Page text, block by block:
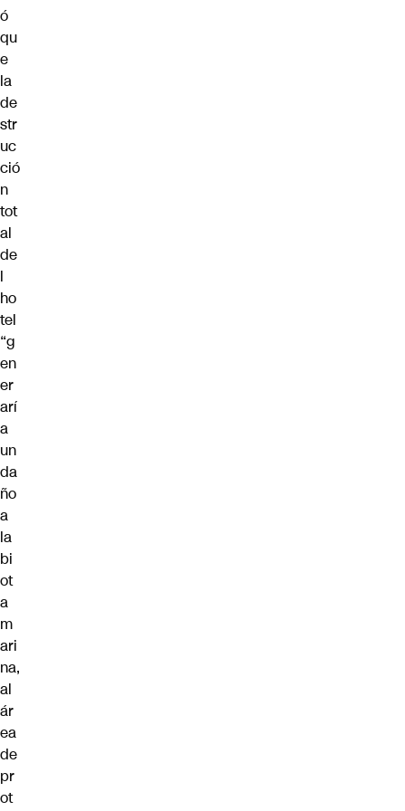
ó
qu
e
la
de
str
uc
ció
n
tot
al
de
l
ho
tel
“g
en
er
arí
a
un
da
ño
a
la
bi
ot
a
m
ari
na,
al
ár
ea
de
pr
ot